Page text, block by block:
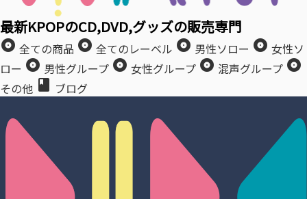
最新KPOPのCD,DVD,グッズの販売専門
album 全ての商品 album 全てのレーベル album 男性ソロー album 女性ソ
ロー album 男性グループ album 女性グループ album 混声グループ album
その他 book ブログ